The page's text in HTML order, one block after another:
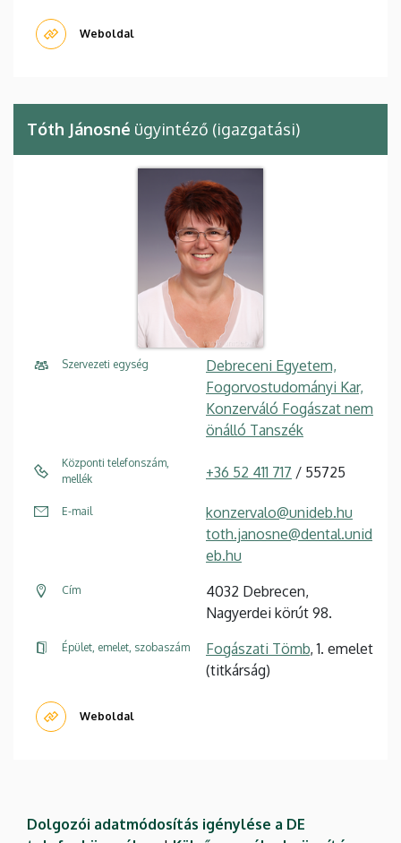
Weboldal
Tóth Jánosné ügyintéző (igazgatási)
Szervezeti egység
Debreceni Egyetem,
Fogorvostudományi Kar,
Konzerváló Fogászat nem
önálló Tanszék
Központi telefonszám,
mellék
+36 52 411 717 / 55725
E-mail
konzervalo@unideb.hu
toth.janosne@dental.unid
eb.hu
Cím
4032 Debrecen,
Nagyerdei körút 98.
Épület, emelet, szobaszám Fogászati Tömb, 1. emelet
(titkárság)
Weboldal
Dolgozói adatmódosítás igénylése a DE